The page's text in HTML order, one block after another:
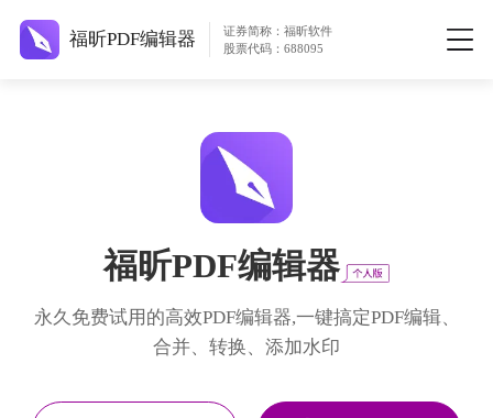
福昕PDF编辑器
证券简称：福昕软件
股票代码：688095
福昕PDF编辑器
永久免费试用的高效PDF编辑器,一键搞定PDF编辑、
合并、转换、添加水印